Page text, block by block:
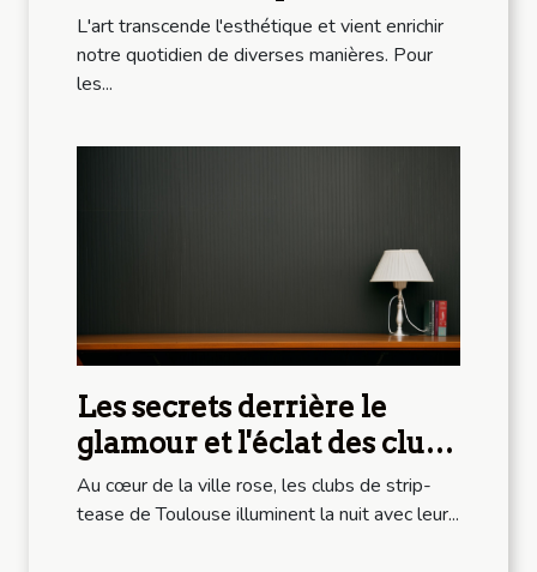
professionnels
L'art transcende l'esthétique et vient enrichir
notre quotidien de diverses manières. Pour
les...
Les secrets derrière le
glamour et l'éclat des clubs
de strip-tease de Toulouse
Au cœur de la ville rose, les clubs de strip-
tease de Toulouse illuminent la nuit avec leur...